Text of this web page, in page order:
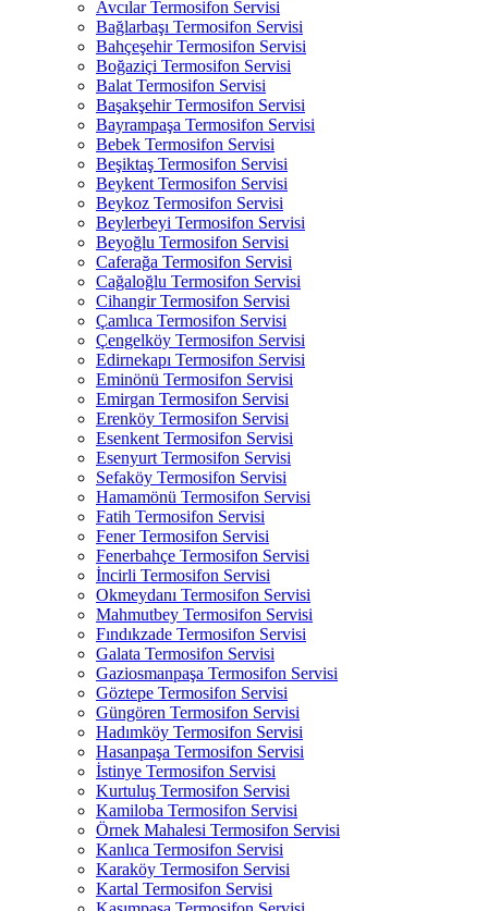
Avcılar Termosifon Servisi
Bağlarbaşı Termosifon Servisi
Bahçeşehir Termosifon Servisi
Boğaziçi Termosifon Servisi
Balat Termosifon Servisi
Başakşehir Termosifon Servisi
Bayrampaşa Termosifon Servisi
Bebek Termosifon Servisi
Beşiktaş Termosifon Servisi
Beykent Termosifon Servisi
Beykoz Termosifon Servisi
Beylerbeyi Termosifon Servisi
Beyoğlu Termosifon Servisi
Caferağa Termosifon Servisi
Cağaloğlu Termosifon Servisi
Cihangir Termosifon Servisi
Çamlıca Termosifon Servisi
Çengelköy Termosifon Servisi
Edirnekapı Termosifon Servisi
Eminönü Termosifon Servisi
Emirgan Termosifon Servisi
Erenköy Termosifon Servisi
Esenkent Termosifon Servisi
Esenyurt Termosifon Servisi
Sefaköy Termosifon Servisi
Hamamönü Termosifon Servisi
Fatih Termosifon Servisi
Fener Termosifon Servisi
Fenerbahçe Termosifon Servisi
İncirli Termosifon Servisi
Okmeydanı Termosifon Servisi
Mahmutbey Termosifon Servisi
Fındıkzade Termosifon Servisi
Galata Termosifon Servisi
Gaziosmanpaşa Termosifon Servisi
Göztepe Termosifon Servisi
Güngören Termosifon Servisi
Hadımköy Termosifon Servisi
Hasanpaşa Termosifon Servisi
İstinye Termosifon Servisi
Kurtuluş Termosifon Servisi
Kamiloba Termosifon Servisi
Örnek Mahalesi Termosifon Servisi
Kanlıca Termosifon Servisi
Karaköy Termosifon Servisi
Kartal Termosifon Servisi